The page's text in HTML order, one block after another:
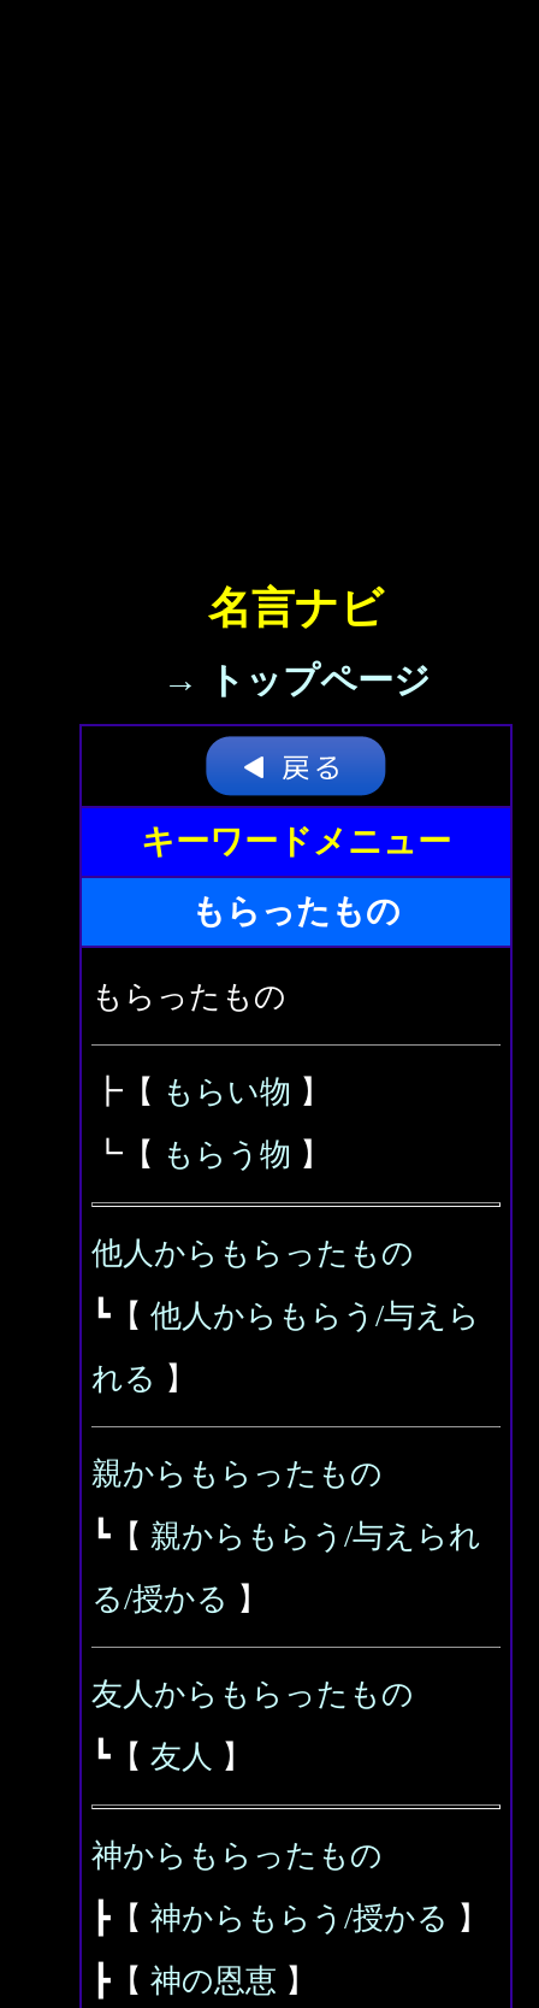
名言ナビ
→ トップページ
キーワードメニュー
もらったもの
もらったもの
┣【 もらい物 】
┗【 もらう物 】
他人からもらったもの
┗【 他人からもらう/与えら
れる 】
親からもらったもの
┗【 親からもらう/与えられ
る/授かる 】
友人からもらったもの
┗【 友人 】
神からもらったもの
┣【 神からもらう/授かる 】
┣【 神の恩恵 】